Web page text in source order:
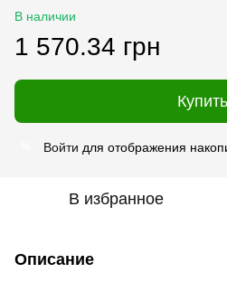
В наличии
1 570.34 грн
Купить
Войти для отображения
В избранное
Описание